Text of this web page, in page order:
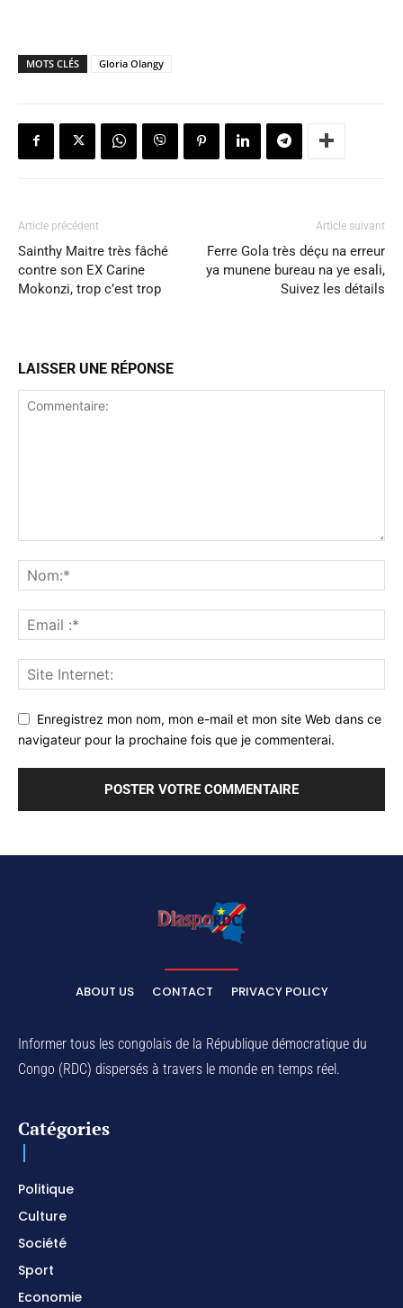
MOTS CLÉS Gloria Olangy
Article précédent
Sainthy Maitre très fâché
contre son EX Carine
Mokonzi, trop c’est trop
Article suivant
Ferre Gola très déçu na erreur
ya munene bureau na ye esali,
Suivez les détails
LAISSER UNE RÉPONSE
Enregistrez mon nom, mon e-mail et mon site Web dans ce
navigateur pour la prochaine fois que je commenterai.
ABOUT US CONTACT PRIVACY POLICY
Informer tous les congolais de la République démocratique du
Congo (RDC) dispersés à travers le monde en temps réel.
Catégories
Politique
Culture
Société
Sport
Economie